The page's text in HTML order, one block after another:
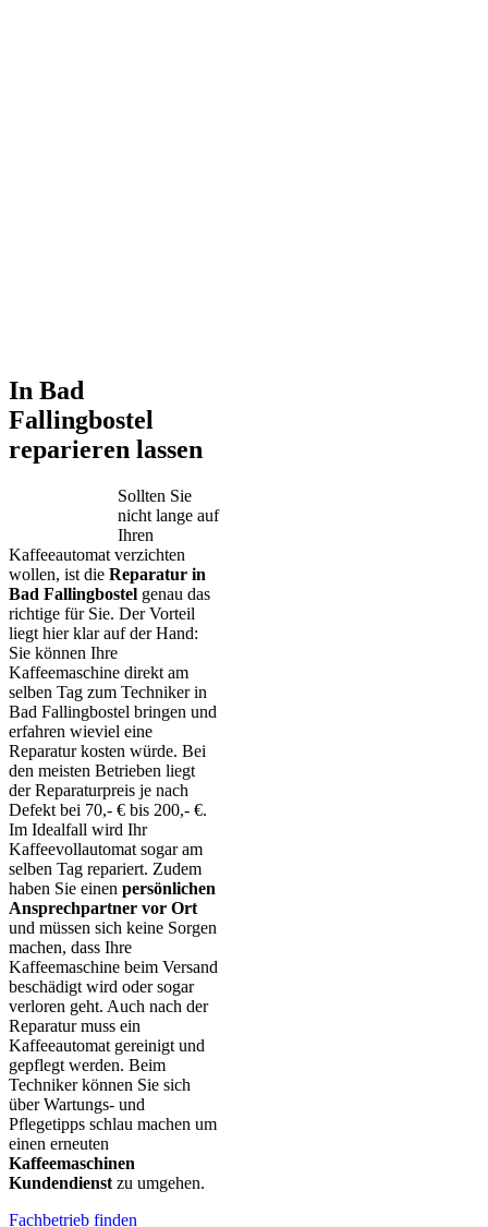
In Bad
Fallingbostel
reparieren lassen
Sollten Sie
nicht lange auf
Ihren
Kaffeeautomat verzichten
wollen, ist die Reparatur in
Bad Fallingbostel genau das
richtige für Sie. Der Vorteil
liegt hier klar auf der Hand:
Sie können Ihre
Kaffeemaschine direkt am
selben Tag zum Techniker in
Bad Fallingbostel bringen und
erfahren wieviel eine
Reparatur kosten würde. Bei
den meisten Betrieben liegt
der Reparaturpreis je nach
Defekt bei 70,- € bis 200,- €.
Im Idealfall wird Ihr
Kaffeevollautomat sogar am
selben Tag repariert. Zudem
haben Sie einen persönlichen
Ansprechpartner vor Ort
und müssen sich keine Sorgen
machen, dass Ihre
Kaffeemaschine beim Versand
beschädigt wird oder sogar
verloren geht. Auch nach der
Reparatur muss ein
Kaffeeautomat gereinigt und
gepflegt werden. Beim
Techniker können Sie sich
über Wartungs- und
Pflegetipps schlau machen um
einen erneuten
Kaffeemaschinen
Kundendienst zu umgehen.
Fachbetrieb finden